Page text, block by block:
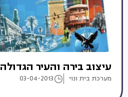
עיצוב בירה והעיר הגדולה
מערכת בית ונוי 03-04-2013